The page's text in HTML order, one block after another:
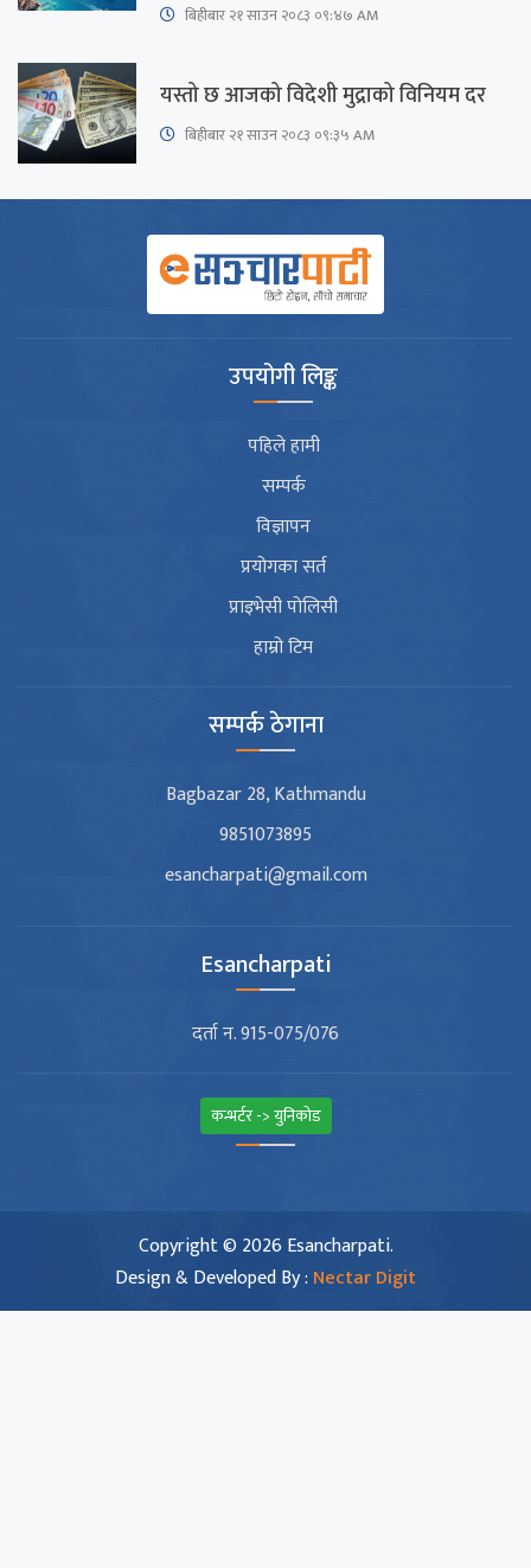
बिहीबार २१ साउन २०८३ ०९:४७ AM
यस्तो छ आजको विदेशी मुद्राको विनियम दर
बिहीबार २१ साउन २०८३ ०९:३५ AM
उपयोगी लिङ्क
पहिले हामी
सम्पर्क
विज्ञापन
प्रयोगका सर्त
प्राइभेसी पोलिसी
हाम्रो टिम
सम्पर्क ठेगाना
Bagbazar 28, Kathmandu
9851073895
esancharpati@gmail.com
Esancharpati
दर्ता न. 915-075/076
कन्भर्टर -> युनिकोड
Copyright © 2026 Esancharpati.
Design & Developed By : Nectar Digit